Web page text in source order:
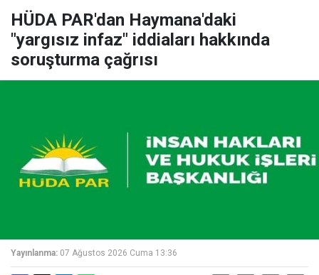
HÜDA PAR'dan Haymana'daki
"yargısız infaz" iddiaları hakkında
soruşturma çağrısı
Yayınlanma: 07 Ağustos 2026 Cuma 13:36